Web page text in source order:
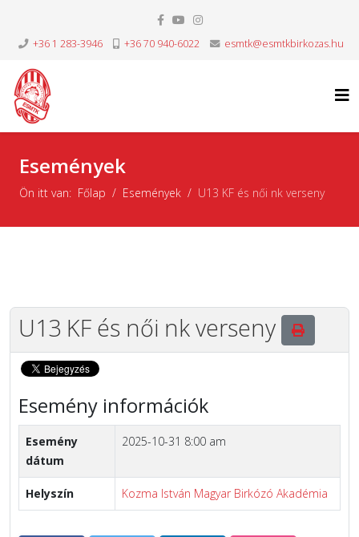
+36 1 283-3946 +36 70 940-6022 esmtk@esmtkbirkozas.hu
Események
Ön itt van: Főlap Események U13 KF és női nk verseny
U13 KF és női nk verseny
Esemény információk
Esemény
dátum
2025-10-31 8:00 am
Helyszín Kozma István Magyar Birkózó Akadémia